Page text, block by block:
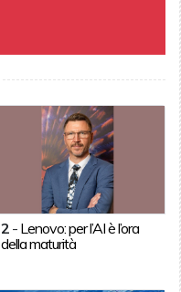
2 - Lenovo: per l’AI è l’ora
della maturità